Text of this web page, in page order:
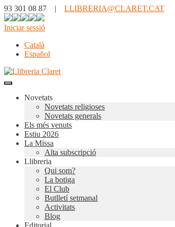
93 301 08 87 | LLIBRERIA@CLARET.CAT
Iniciar sessió
Català
Español
Novetats
Novetats religioses
Novetats generals
Els més venuts
Estiu 2026
La Missa
Alta subscripció
Llibreria
Qui som?
La botiga
El Club
Butlletí setmanal
Activitats
Blog
Editorial